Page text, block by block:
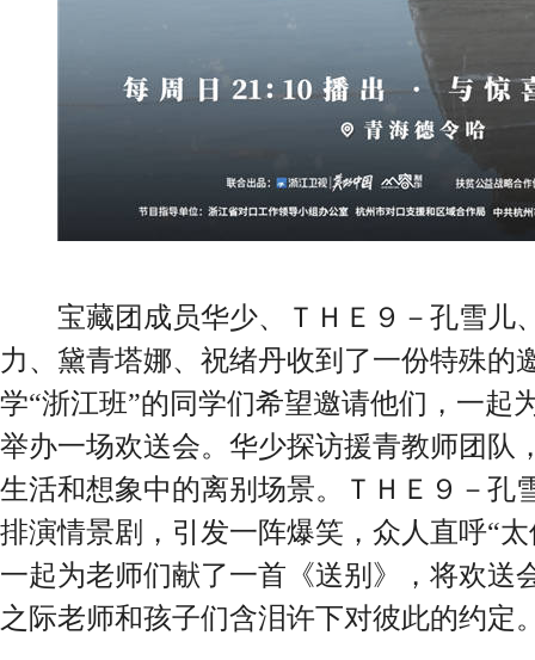
宝藏团成员华少、ＴＨＥ９－孔雪儿
力、黛青塔娜、祝绪丹收到了一份特殊的
学“浙江班”的同学们希望邀请他们，一起
举办一场欢送会。华少探访援青教师团队
生活和想象中的离别场景。ＴＨＥ９－孔
排演情景剧，引发一阵爆笑，众人直呼“
一起为老师们献了一首《送别》，将欢送
之际老师和孩子们含泪许下对彼此的约定